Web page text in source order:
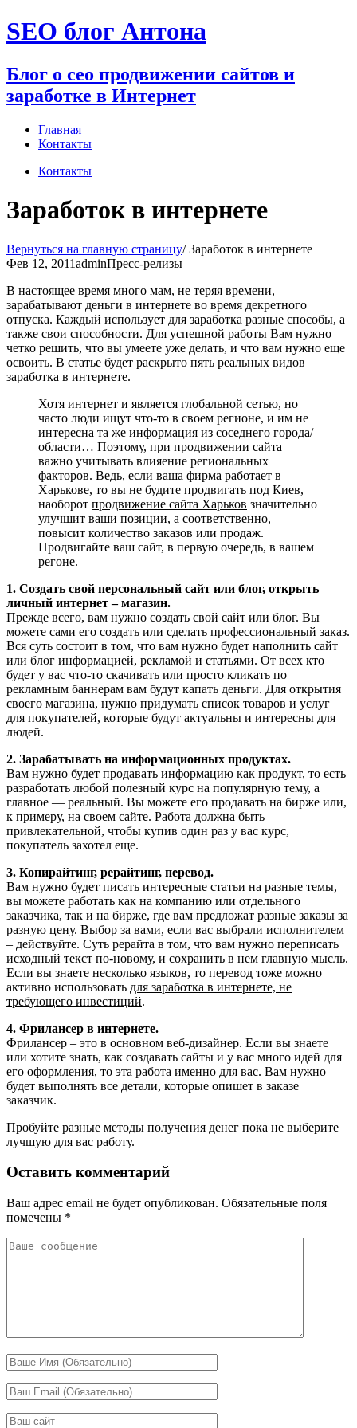
Перейти
к
SEO блог Антона
Блог о сео продвижении сайтов и
заработке в Интернет
Главная
Контакты
Контакты
Заработок в интернете
Вернуться на главную страницу/Заработок в интернете
Фев 12, 2011adminПресс-релизы
В настоящее время много мам, не теряя времени,
зарабатывают деньги в интернете во время декретного
отпуска. Каждый использует для заработка разные способы, а
также свои способности. Для успешной работы Вам нужно
четко решить, что вы умеете уже делать, и что вам нужно еще
освоить. В статье будет раскрыто пять реальных видов
заработка в интернете.
Хотя интернет и является глобальной сетью, но
часто люди ищут что-то в своем регионе, и им не
интересна та же информация из соседнего города/
области… Поэтому, при продвижении сайта
важно учитывать влияение региональных
факторов. Ведь, если ваша фирма работает в
Харькове, то вы не будите продвигать под Киев,
наоборот продвижение сайта Харьков значительно
улучшит ваши позиции, а соответственно,
повысит количество заказов или продаж.
Продвигайте ваш сайт, в первую очередь, в вашем
регоне.
1. Создать свой персональный сайт или блог, открыть
личный интернет – магазин.
Прежде всего, вам нужно создать свой сайт или блог. Вы
можете сами его создать или сделать профессиональный заказ.
Вся суть состоит в том, что вам нужно будет наполнить сайт
или блог информацией, рекламой и статьями. От всех кто
будет у вас что-то скачивать или просто кликать по
рекламным баннерам вам будут капать деньги. Для открытия
своего магазина, нужно придумать список товаров и услуг
для покупателей, которые будут актуальны и интересны для
людей.
2. Зарабатывать на информационных продуктах.
Вам нужно будет продавать информацию как продукт, то есть
разработать любой полезный курс на популярную тему, а
главное — реальный. Вы можете его продавать на бирже или,
к примеру, на своем сайте. Работа должна быть
привлекательной, чтобы купив один раз у вас курс,
покупатель захотел еще.
3. Копирайтинг, рерайтинг, перевод.
Вам нужно будет писать интересные статьи на разные темы,
вы можете работать как на компанию или отдельного
заказчика, так и на бирже, где вам предложат разные заказы за
разную цену. Выбор за вами, если вас выбрали исполнителем
– действуйте. Суть рерайта в том, что вам нужно переписать
исходный текст по-новому, и сохранить в нем главную мысль.
Если вы знаете несколько языков, то перевод тоже можно
активно использовать для заработка в интернете, не
требующего инвестиций.
4. Фрилансер в интернете.
Фрилансер – это в основном веб-дизайнер. Если вы знаете
или хотите знать, как создавать сайты и у вас много идей для
его оформления, то эта работа именно для вас. Вам нужно
будет выполнять все детали, которые опишет в заказе
заказчик.
Пробуйте разные методы получения денег пока не выберите
лучшую для вас работу.
Оставить комментарий
Ваш адрес email не будет опубликован. Обязательные поля
помечены *